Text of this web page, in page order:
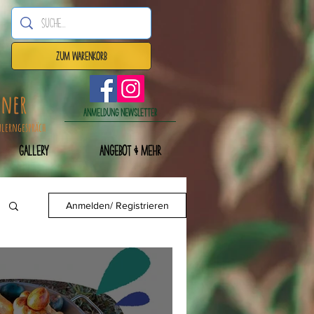
Anmeldung Newsletter
Zum Warenkorb
Gallery Angebot & mehr
Anmelden/ Registrieren